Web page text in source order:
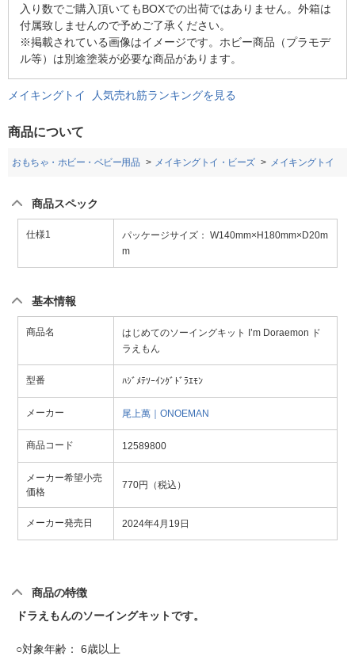
入り数でご購入頂いてもBOXでの出荷ではありません。外箱は
付属致しませんので予めご了承ください。
※掲載されている画像はイメージです。ホビー商品（プラモデ
ル等）は別途塗装が必要な商品があります。
メイキングトイ 人気売れ筋ランキングを見る
商品について
おもちゃ・ホビー・ベビー用品 メイキングトイ・ビーズ メイキングトイ
商品スペック
仕様1
パッケージサイズ： W140mm×H180mm×D20m
m
基本情報
商品名
はじめてのソーイングキット I’m Doraemon ド
ラえもん
型番 ﾊｼﾞﾒﾃｿｰｲﾝｸﾞﾄﾞﾗｴﾓﾝ
メーカー 尾上萬｜ONOEMAN
商品コード 12589800
メーカー希望小売
価格
770円（税込）
メーカー発売日 2024年4月19日
商品の特徴
ドラえもんのソーイングキットです。
○対象年齢： 6歳以上